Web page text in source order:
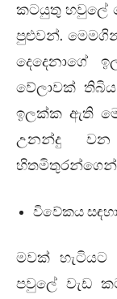
කටයුතු හවුලේ
පුළුවන්.
දෙදෙනාගේ
වේලාවක්
ඉලක්ක ඇති
උනන්දු වන
හිතමිතුරන්ගෙන්
විවේකය
මවක් හැටියට
පවුලේ වැඩ